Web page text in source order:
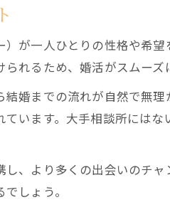
結婚サポートのポイント
月ルールで効率よく真剣交際
ート体制が短期間成婚を支
で成婚までの課題を明確化
際へ移行する成功の秘訣
ールとサポート体制の今
料や月額費用の最新傾向を知
が一人ひとりの性格や希
れるため、婚活がスムーズ
婚までの流れが自然で無
います。大手相談所には
、より多くの出会いのチ
しょう。